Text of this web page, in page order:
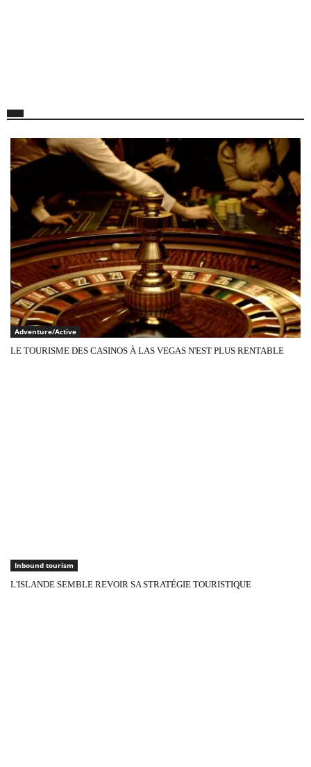
Adventure/Active
LE TOURISME DES CASINOS À LAS VEGAS N'EST PLUS RENTABLE
Inbound tourism
L'ISLANDE SEMBLE REVOIR SA STRATÉGIE TOURISTIQUE